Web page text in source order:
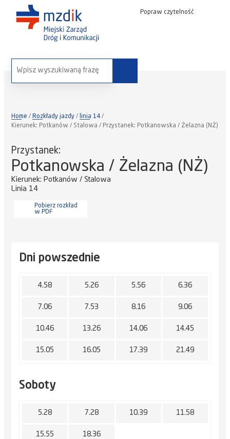
Popraw czytelność
wyszukaj na stronie:
Home Rozkłady jazdy
linia 14
Kierunek: Potkanów / Stalowa / Przystanek: Potkanowska / Żelazna (NŻ)
Przystanek:
Potkanowska / Żelazna (NŻ)
Kierunek: Potkanów / Stalowa
Linia 14
Pobierz rozkład
w PDF
Dni powszednie
4.58 5.26 5.56 6.36
7.06 7.53 8.16 9.06
10.46 13.26 14.06 14.45
15.05 16.05 17.39 21.49
Soboty
5.28 7.28 10.39 11.58
15.55 18.36